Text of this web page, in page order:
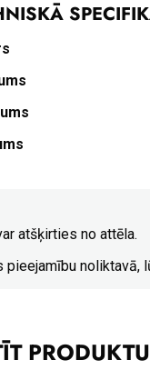
atšķirties no attēla.
pieejamību noliktavā,
PRODUKTU